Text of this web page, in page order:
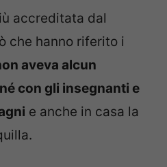
accreditata dal
che hanno riferito i
aveva alcun
con gli insegnanti e
e anche in casa la